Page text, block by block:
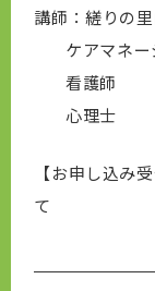
講師：縒りの
ケアマネー
看護師
心理士
【お申し込み
て